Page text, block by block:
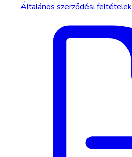
Általános szerződési feltételek